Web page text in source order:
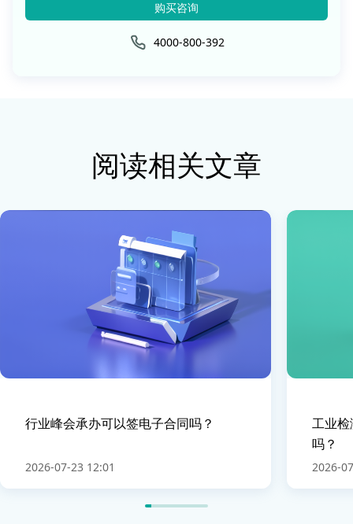
购买咨询
4000-800-392
阅读相关文章
行业峰会承办可以签电子合同吗？
2026-07-23 12:01
工业
吗？
2026-